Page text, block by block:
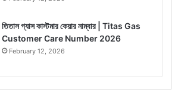
তিতাস গ্যাস কাস্টমার কেয়ার নাম্বার | Titas Gas
Customer Care Number 2026
February 12, 2026